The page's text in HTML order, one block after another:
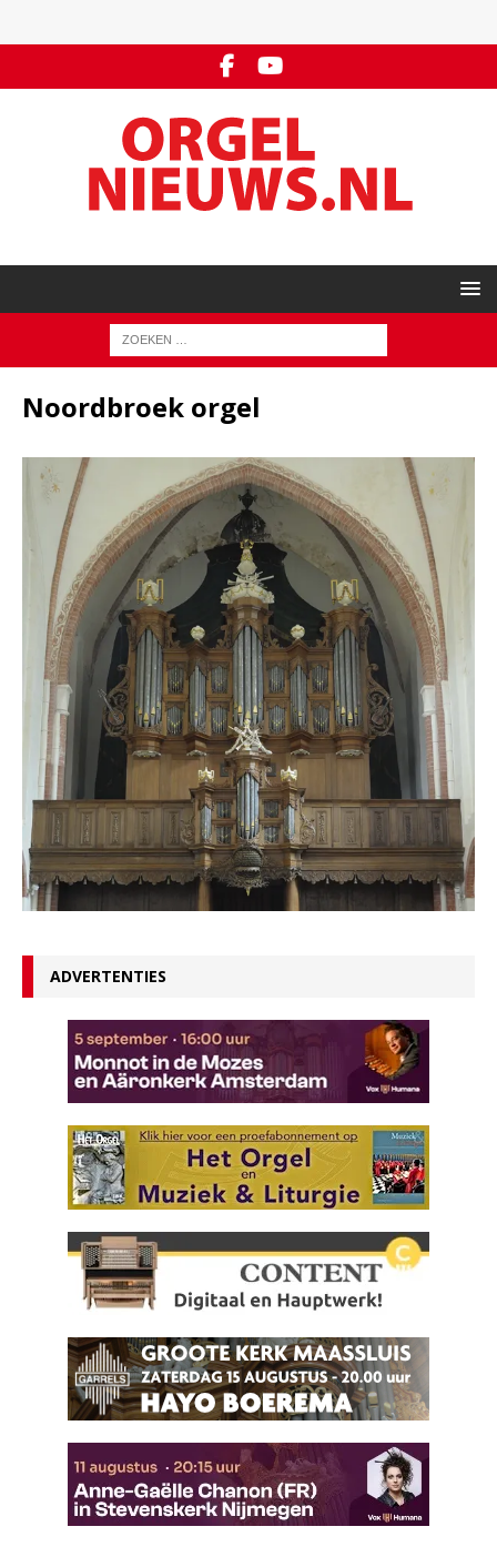
Noordbroek orgel
ADVERTENTIES